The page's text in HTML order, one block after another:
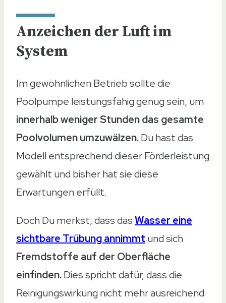
Anzeichen der Luft im
System
Im gewöhnlichen Betrieb sollte die
Poolpumpe leistungsfähig genug sein, um
innerhalb weniger Stunden das gesamte
Poolvolumen umzuwälzen.Du hast das
Modell entsprechend dieser Förderleistung
gewählt und bisher hat sie diese
Erwartungen erfüllt.
Doch Du merkst, dass dasWasser eine
sichtbare Trübung annimmt und sich
Fremdstoffe auf der Oberfläche
einfinden.Dies spricht dafür, dass die
Reinigungswirkung nicht mehr ausreichend